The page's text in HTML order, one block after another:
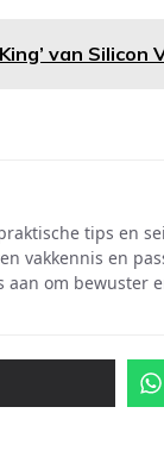
van Silicon
tips en
vakkennis en
om bewuster